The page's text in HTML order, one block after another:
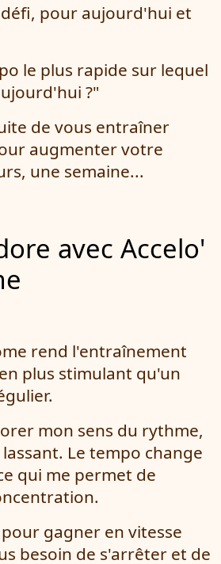
pour aujourd'hui et
le plus rapide sur lequel
?"
de vous entraîner
augmenter votre
une semaine...
rend l'entraînement
plus stimulant qu'un
mon sens du rythme,
Le tempo change
qui me permet de
gagner en vitesse
besoin de s'arrêter et de